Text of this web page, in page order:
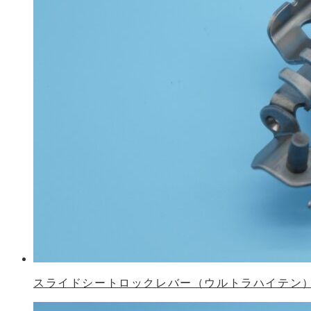
スライドシートロックレバー（ウルトラハイテン